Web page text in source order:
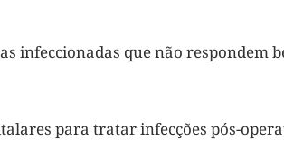
infeccionadas que não respondem
para tratar infecções pós-